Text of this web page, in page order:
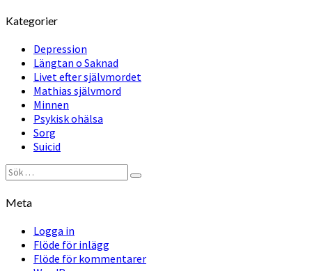
Kategorier
Depression
Längtan o Saknad
Livet efter självmordet
Mathias självmord
Minnen
Psykisk ohälsa
Sorg
Suicid
Sök
efter:
Sök
Meta
Logga in
Flöde för inlägg
Flöde för kommentarer